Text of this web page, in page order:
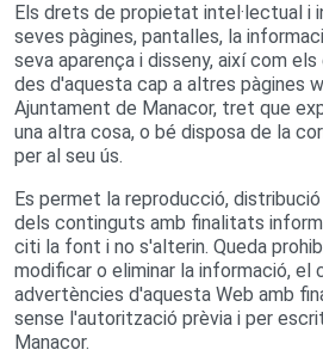
Els drets de propietat intel·lectual i
seves pàgines, pantalles, la
seva aparença i disseny, així com
des d'aquesta cap a altres pàgines
Ajuntament de Manacor, tret que
una altra cosa, o bé disposa de la
per al seu ús.
Es permet la reproducció,
dels continguts amb finalitats
citi la font i no s'alterin. Queda
modificar o eliminar la informació, el
advertències d'aquesta Web amb
sense l'autorització prèvia i per
Manacor.